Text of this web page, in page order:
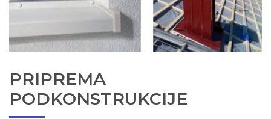
PRIPREMA
PODKONSTRUKCIJE